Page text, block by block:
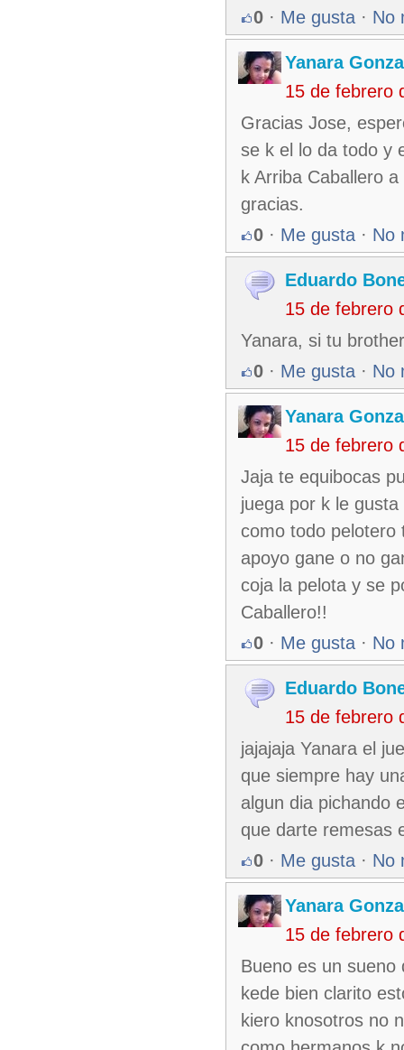
0 · Me gusta · No
Yanara
15 de febrero
Gracias Jose,
se k el lo da todo y
k Arriba Caballero
gracias.
0 · Me gusta · No
Eduardo
15 de febrero
Yanara, si tu
0 · Me gusta · No
Yanara
15 de febrero
Jaja te equibocas
juega por k le
como todo pelotero
apoyo gane o no
coja la pelota y se
Caballero!!
0 · Me gusta · No
Eduardo
15 de febrero
jajajaja Yanara el
que siempre hay
algun dia pichando
que darte remesas
0 · Me gusta · No
Yanara
15 de febrero
Bueno es un
kede bien clarito
kiero knosotros no